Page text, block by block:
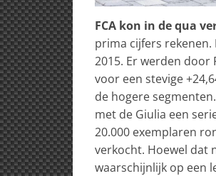
FCA kon in de qua
prima cijfers rekenen.
2015. Er werden door
voor een stevige
de hogere
met de Giulia een
20.000 exemplaren
verkocht. Hoewel dat
waarschijnlijk op een